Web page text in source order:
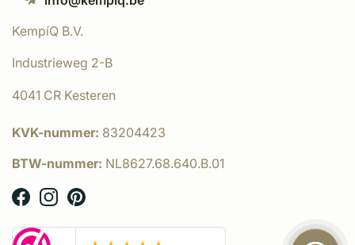
KempíQ B.V.
Industrieweg 2-B
4041 CR Kesteren
KVK-nummer: 83204423
BTW-nummer: NL8627.68.640.B.01